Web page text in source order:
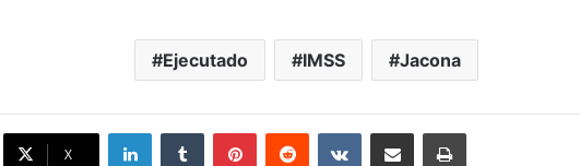
Ejecutado IMSS Jacona
X
LinkedInTumblr PinterestReddit VKontakteCompartir por correo electrónicoImprimir